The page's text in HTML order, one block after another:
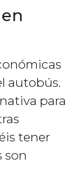
autobús.
para
tener
son